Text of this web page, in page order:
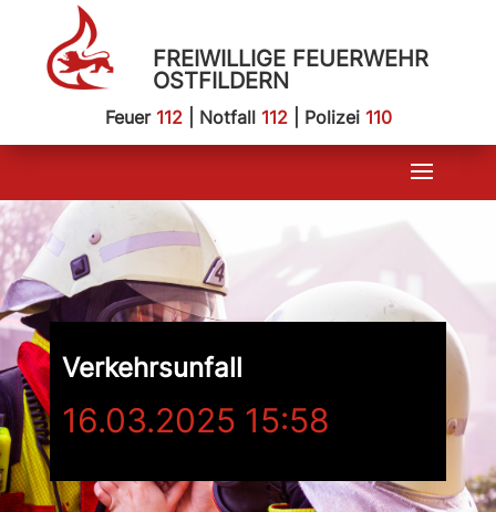
FREIWILLIGE FEUERWEHR
OSTFILDERN
Feuer 112| Notfall 112| Polizei 110
Verkehrsunfall
16.03.2025 15:58